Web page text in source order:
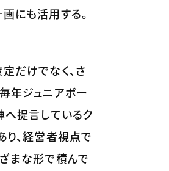
にも活用する。
だけでなく、さ
年ジュニアボー
へ提言しているク
り、経営者視点で
まな形で積んで